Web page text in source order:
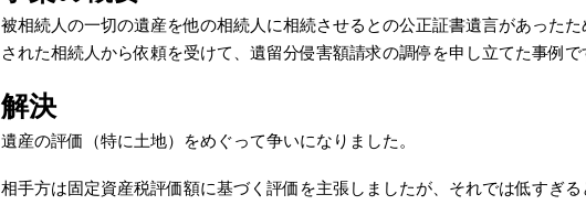
被相続人の一切の遺産を他の相続人に相続させるとの公正証書遺言があった
された相続人から依頼を受けて、遺留分侵害額請求の調停を申し立てた事例で
解決
遺産の評価（特に土地）をめぐって争いになりました。
相手方は固定資産税評価額に基づく評価を主張しましたが、それでは低すぎ